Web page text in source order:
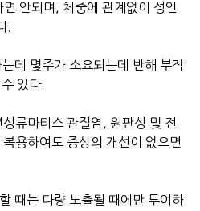
안되며, 체중에 관계없이 성인
.
데 몇주가 소요되는데 반해 부작
있다.
류마티스 관절염, 원판성 및 전
용하여도 증상의 개선이 없으면
때는 다량 노출될 때에만 투여하